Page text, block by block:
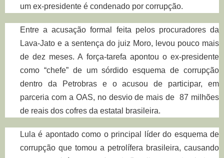
um ex-presidente é condenado por corrupção.
Entre a acusação formal feita pelos procuradores da
Lava-Jato e a sentença do juiz Moro, levou pouco mais
de dez meses. A força-tarefa apontou o ex-presidente
como “chefe” de um sórdido esquema de corrupção
dentro da Petrobras e o acusou de participar, em
parceria com a OAS, no desvio de mais de 87 milhões
de reais dos cofres da estatal brasileira.
Lula é apontado como o principal líder do esquema de
corrupção que tomou a petrolífera brasileira, causando